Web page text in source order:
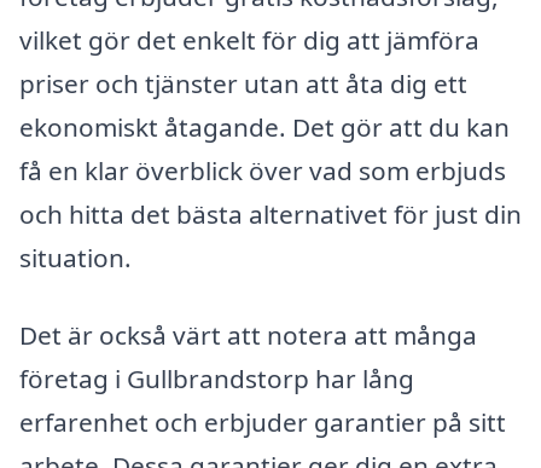
vilket gör det enkelt för dig att jämföra
priser och tjänster utan att åta dig ett
ekonomiskt åtagande. Det gör att du kan
få en klar överblick över vad som erbjuds
och hitta det bästa alternativet för just din
situation.
Det är också värt att notera att många
företag i Gullbrandstorp har lång
erfarenhet och erbjuder garantier på sitt